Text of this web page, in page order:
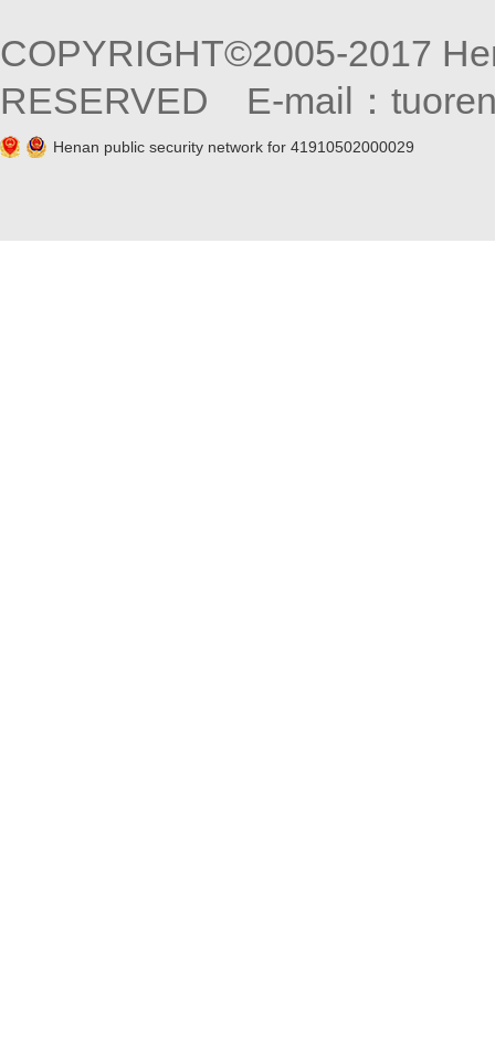
COPYRIGHT©2005-2017
RESERVED E-mail：
Henan public security network for 41910502000029